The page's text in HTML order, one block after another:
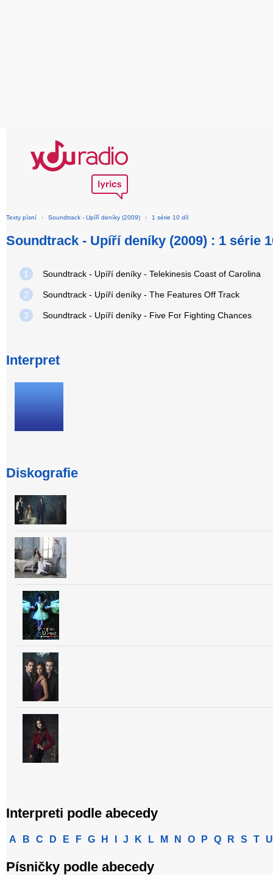
Texty písní › Soundtrack - Upíří deníky (2009) › 1 série 10 díl
Soundtrack - Upíří deníky (2009) : 1 série
1 Soundtrack - Upíří deníky - Telekinesis Coast of Carolina
2 Soundtrack - Upíří deníky - The Features Off Track
3 Soundtrack - Upíří deníky - Five For Fighting Chances
Interpret
Diskografie
Interpreti podle abecedy
A B C D E F G H J K L M N O P Q R S T U
Písničky podle abecedy